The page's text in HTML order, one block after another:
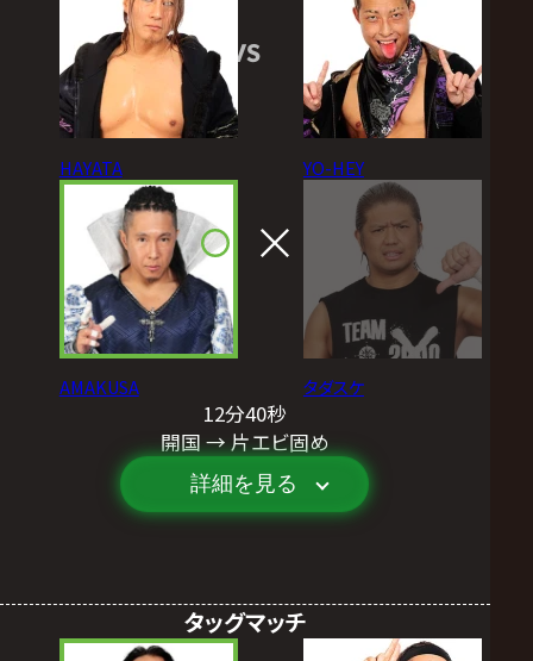
HAYATA
AMAKUSA
VS
YO-HEY
タダスケ
12分40秒
開国 → 片エビ固め
詳細を見る
タッグマッチ